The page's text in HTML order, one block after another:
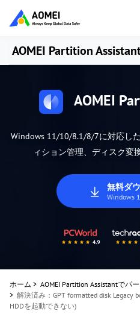
AOMEI Partition
AOMEI
Windows 11/10/8.1/8/7に対応し
ィション管理、ディスク変
無料ダ
Windows
ホーム > AOMEI Partition Assistantでパ
> 解決済み：GPT formatted disk Legacy
HDDを起動できない)